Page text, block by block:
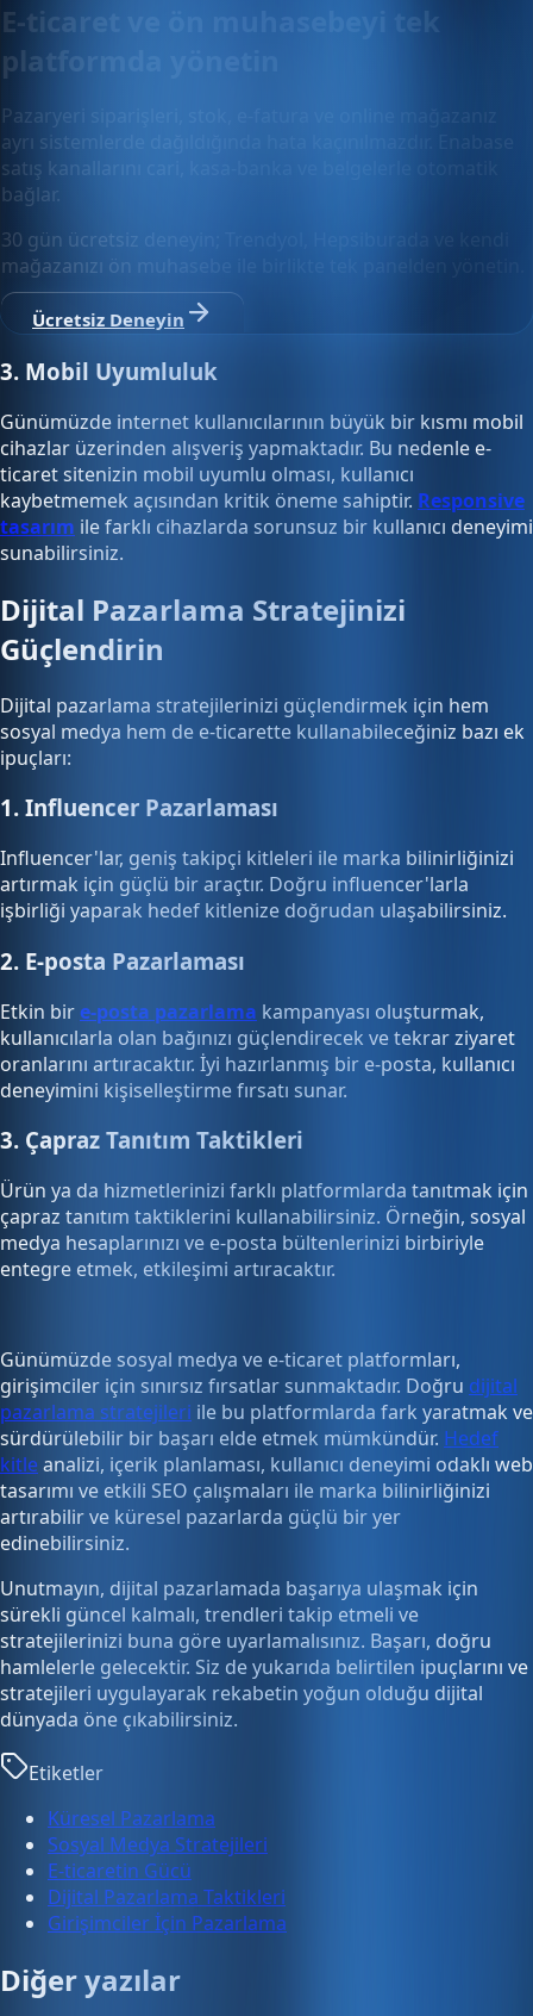
E-ticaret ve ön muhasebeyi tek
platformda yönetin
Pazaryeri siparişleri, stok, e-fatura ve online mağazanız
ayrı sistemlerde dağıldığında hata kaçınılmazdır. Enabase
satış kanallarını cari, kasa-banka ve belgelerle otomatik
bağlar.
30 gün ücretsiz deneyin; Trendyol, Hepsiburada ve kendi
mağazanızı ön muhasebe ile birlikte tek panelden yönetin.
Ücretsiz Deneyin
3. Mobil Uyumluluk
Günümüzde internet kullanıcılarının büyük bir kısmı mobil
cihazlar üzerinden alışveriş yapmaktadır. Bu nedenle e-
ticaret sitenizin mobil uyumlu olması, kullanıcı
kaybetmemek açısından kritik öneme sahiptir. Responsive
tasarım ile farklı cihazlarda sorunsuz bir kullanıcı deneyimi
sunabilirsiniz.
Dijital Pazarlama Stratejinizi
Güçlendirin
Dijital pazarlama stratejilerinizi güçlendirmek için hem
sosyal medya hem de e-ticarette kullanabileceğiniz bazı ek
ipuçları:
1. Influencer Pazarlaması
Influencer'lar, geniş takipçi kitleleri ile marka bilinirliğinizi
artırmak için güçlü bir araçtır. Doğru influencer'larla
işbirliği yaparak hedef kitlenize doğrudan ulaşabilirsiniz.
2. E-posta Pazarlaması
Etkin bire-posta pazarlama kampanyası oluşturmak,
kullanıcılarla olan bağınızı güçlendirecek ve tekrar ziyaret
oranlarını artıracaktır. İyi hazırlanmış bir e-posta, kullanıcı
deneyimini kişiselleştirme fırsatı sunar.
3. Çapraz Tanıtım Taktikleri
Ürün ya da hizmetlerinizi farklı platformlarda tanıtmak için
çapraz tanıtım taktiklerini kullanabilirsiniz. Örneğin, sosyal
medya hesaplarınızı ve e-posta bültenlerinizi birbiriyle
entegre etmek, etkileşimi artıracaktır.
Günümüzde sosyal medya ve e-ticaret platformları,
girişimciler için sınırsız fırsatlar sunmaktadır. Doğru dijital
pazarlama stratejileri ile bu platformlarda fark yaratmak ve
sürdürülebilir bir başarı elde etmek mümkündür. Hedef
kitleanalizi, içerik planlaması, kullanıcı deneyimi odaklı web
tasarımı ve etkili SEO çalışmaları ile marka bilinirliğinizi
artırabilir ve küresel pazarlarda güçlü bir yer
edinebilirsiniz.
Unutmayın, dijital pazarlamada başarıya ulaşmak için
sürekli güncel kalmalı, trendleri takip etmeli ve
stratejilerinizi buna göre uyarlamalısınız. Başarı, doğru
hamlelerle gelecektir. Siz de yukarıda belirtilen ipuçlarını ve
stratejileri uygulayarak rekabetin yoğun olduğu dijital
dünyada öne çıkabilirsiniz.
Etiketler
Küresel Pazarlama
Sosyal Medya Stratejileri
E-ticaretin Gücü
Dijital Pazarlama Taktikleri
Girişimciler İçin Pazarlama
Diğer yazılar